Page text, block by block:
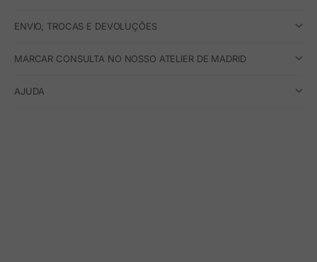
ENVIO, TROCAS E DEVOLUÇÕES
MARCAR CONSULTA NO NOSSO ATELIER DE MADRID
AJUDA